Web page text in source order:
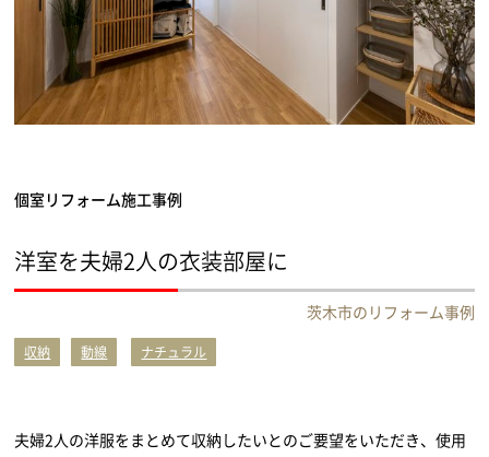
個室リフォーム施工事例
洋室を夫婦2人の衣装部屋に
茨木市のリフォーム事例
収納 動線 ナチュラル
夫婦2人の洋服をまとめて収納したいとのご要望をいただき、使用